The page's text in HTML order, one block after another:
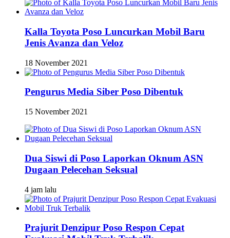
Kalla Toyota Poso Luncurkan Mobil Baru
Jenis Avanza dan Veloz
18 November 2021
Pengurus Media Siber Poso Dibentuk
15 November 2021
Dua Siswi di Poso Laporkan Oknum ASN
Dugaan Pelecehan Seksual
4 jam lalu
Prajurit Denzipur Poso Respon Cepat